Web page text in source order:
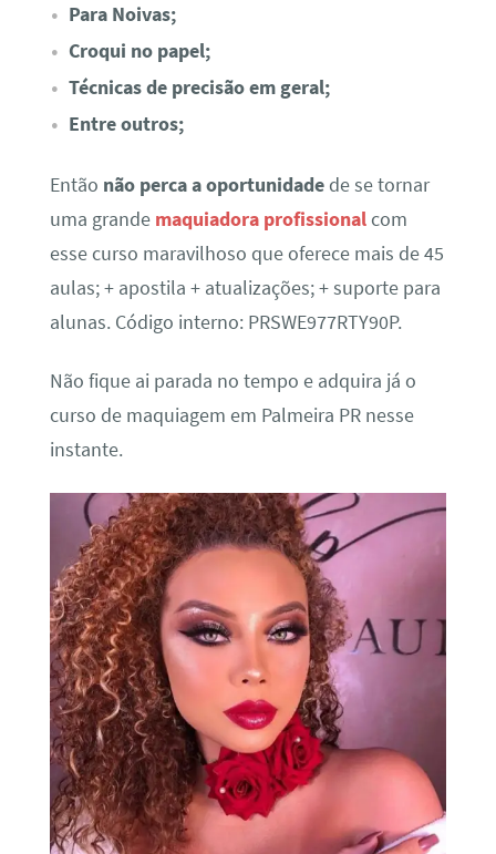
Para Noivas;
Croqui no papel;
Técnicas de precisão em geral;
Entre outros;
Então não perca a oportunidadede se tornar
uma grande maquiadora profissionalcom
esse curso maravilhoso que oferece mais de 45
aulas; + apostila + atualizações; + suporte para
alunas. Código interno: PRSWE977RTY90P.
Não fique ai parada no tempo e adquira já o
curso de maquiagem em Palmeira PR nesse
instante.